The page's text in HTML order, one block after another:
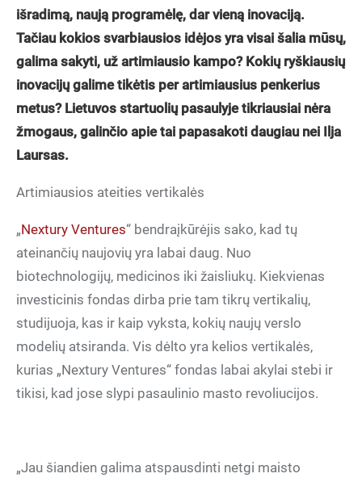
išradimą, naują programėlę, dar vieną inovaciją.
Tačiau kokios svarbiausios idėjos yra visai šalia mūsų,
galima sakyti, už artimiausio kampo? Kokių ryškiausių
inovacijų galime tikėtis per artimiausius penkerius
metus? Lietuvos startuolių pasaulyje tikriausiai nėra
žmogaus, galinčio apie tai papasakoti daugiau nei Ilja
Laursas.
Artimiausios ateities vertikalės
„Nextury Ventures“ bendraįkūrėjis sako, kad tų
ateinančių naujovių yra labai daug. Nuo
biotechnologijų, medicinos iki žaisliukų. Kiekvienas
investicinis fondas dirba prie tam tikrų vertikalių,
studijuoja, kas ir kaip vyksta, kokių naujų verslo
modelių atsiranda. Vis dėlto yra kelios vertikalės,
kurias „Nextury Ventures“ fondas labai akylai stebi ir
tikisi, kad jose slypi pasaulinio masto revoliucijos.
„Jau šiandien galima atspausdinti netgi maisto